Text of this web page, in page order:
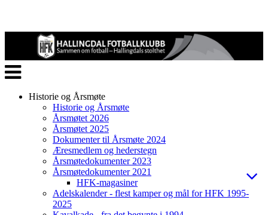
Veksle
navigasjon
Historie og Årsmøte
Historie og Årsmøte
Årsmøtet 2026
Årsmøtet 2025
Dokumenter til Årsmøte 2024
Æresmedlem og hederstegn
Årsmøtedokumenter 2023
Årsmøtedokumenter 2021
HFK-magasiner
Adelskalender - flest kamper og mål for HFK 1995-
2025